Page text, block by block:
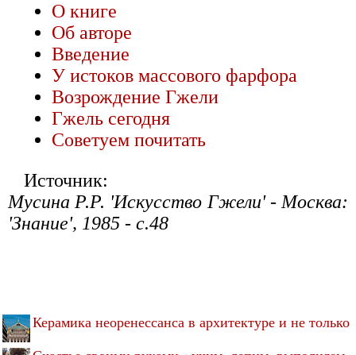
О книге
Об авторе
Введение
У истоков массового фарфора
Возрождение Гжели
Гжель сегодня
Советуем почитать
Источник:
Мусина Р.Р. 'Искусство Гжели' - Москва:
'Знание', 1985 - с.48
Керамика неоренессанса в архитектуре и не только